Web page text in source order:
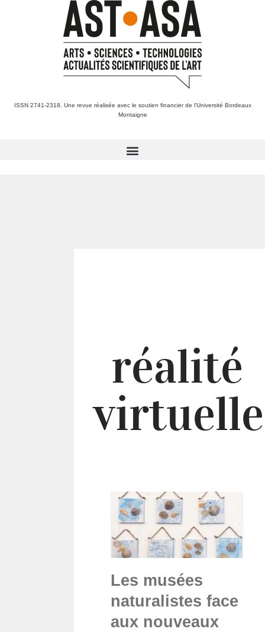
ISSN 2741-2318. Une revue réalisée avec le soutien financier de l’Université Bordeaux
Montaigne
réalité
virtuelle
Les musées
naturalistes face
aux nouveaux